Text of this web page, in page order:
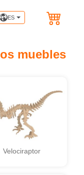
ES
muebles
Velociraptor